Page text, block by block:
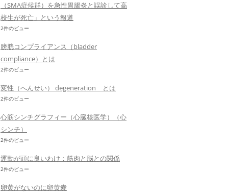
（SMA症候群）を急性胃腸炎と誤診して高
校生が死亡」という報道
2件のビュー
膀胱コンプライアンス（bladder
compliance）とは
2件のビュー
変性（へんせい） degeneration とは
2件のビュー
心筋シンチグラフィー（心臓核医学）（心
シンチ）
2件のビュー
運動が頭に良いわけ：筋肉と脳との関係
2件のビュー
卵黄がないのに卵黄嚢